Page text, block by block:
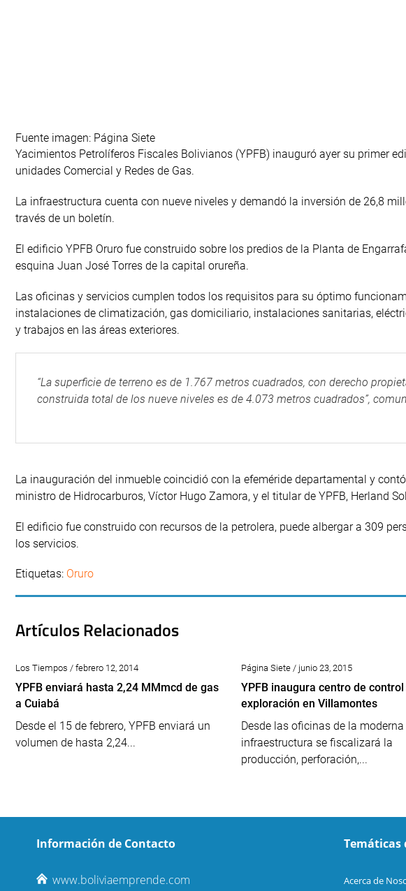
Fuente imagen: Página Siete
Yacimientos Petrolíferos Fiscales Bolivianos (YPFB) inauguró ayer su primer
unidades Comercial y Redes de Gas.
La infraestructura cuenta con nueve niveles y demandó la inversión de 26,8
través de un boletín.
El edificio YPFB Oruro fue construido sobre los predios de la Planta de
esquina Juan José Torres de la capital orureña.
Las oficinas y servicios cumplen todos los requisitos para su óptimo
instalaciones de climatización, gas domiciliario, instalaciones sanitarias,
y trabajos en las áreas exteriores.
“La superficie de terreno es de 1.767 metros cuadrados, con derecho
construida total de los nueve niveles es de 4.073 metros cuadrados”,
La inauguración del inmueble coincidió con la efeméride departamental y
ministro de Hidrocarburos, Víctor Hugo Zamora, y el titular de YPFB, Herland
El edificio fue construido con recursos de la petrolera, puede albergar a 309
los servicios.
Etiquetas: Oruro
Artículos Relacionados
Los Tiempos / febrero 12, 2014
YPFB enviará hasta 2,24 MMmcd de gas
a Cuiabá
Desde el 15 de febrero, YPFB enviará un
volumen de hasta 2,24...
Página Siete / junio 23, 2015
YPFB inaugura centro de control
exploración en Villamontes
Desde las oficinas de la moderna
infraestructura se fiscalizará la
producción, perforación,...
Información de Contacto
www.boliviaemprende.com
Temáticas
Acerca de